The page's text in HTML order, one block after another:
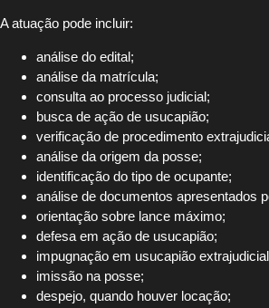
A atuação pode incluir:
análise do edital;
análise da matrícula;
consulta ao processo judicial;
busca de ação de usucapião;
verificação de procedimento
análise da origem da posse;
identificação do tipo de ocupante;
análise de documentos apresentados
orientação sobre lance máximo;
defesa em ação de usucapião;
impugnação em usucapião
imissão na posse;
despejo, quando houver locação;